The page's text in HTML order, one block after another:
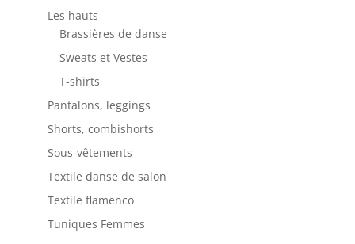
Les hauts
Brassières de danse
Sweats et Vestes
T-shirts
Pantalons, leggings
Shorts, combishorts
Sous-vêtements
Textile danse de salon
Textile flamenco
Tuniques Femmes